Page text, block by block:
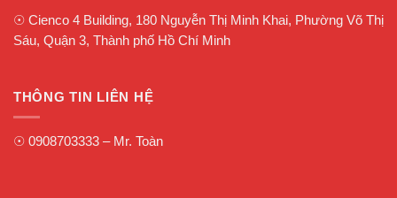
☉ Cienco 4 Building, 180 Nguyễn Thị Minh Khai, Phường Võ Thị
Sáu, Quận 3, Thành phố Hồ Chí Minh
THÔNG TIN LIÊN HỆ
☉ 0908703333 – Mr. Toàn